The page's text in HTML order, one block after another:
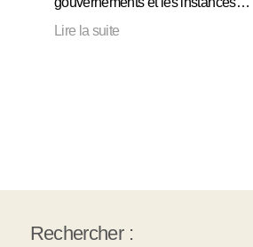
Lire la suite
Rechercher :